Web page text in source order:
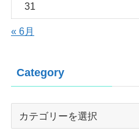
31
« 6月
Category
Category